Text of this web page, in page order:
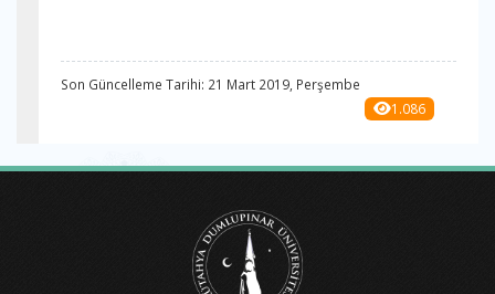
Son Güncelleme Tarihi: 21 Mart 2019, Perşembe
1.086